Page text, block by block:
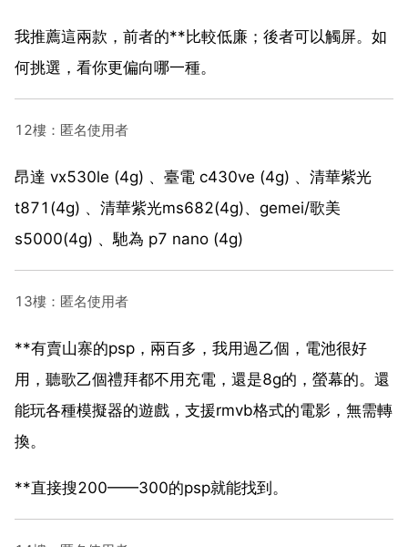
我推薦這兩款，前者的**比較低廉；後者可以觸屏。如
何挑選，看你更偏向哪一種。
12樓：匿名使用者
昂達 vx530le (4g) 、臺電 c430ve (4g) 、清華紫光
t871(4g) 、清華紫光ms682(4g)、gemei/歌美
s5000(4g) 、馳為 p7 nano (4g)
13樓：匿名使用者
**有賣山寨的psp，兩百多，我用過乙個，電池很好
用，聽歌乙個禮拜都不用充電，還是8g的，螢幕的。還
能玩各種模擬器的遊戲，支援rmvb格式的電影，無需轉
換。
**直接搜200——300的psp就能找到。